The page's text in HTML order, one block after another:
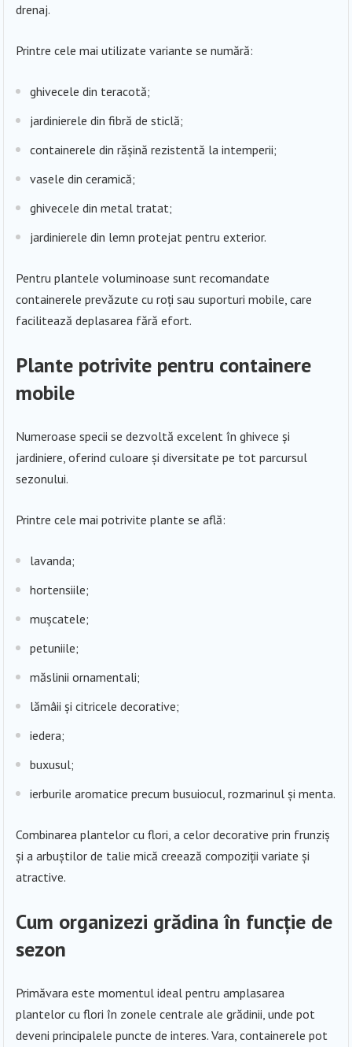
drenaj.
Printre cele mai utilizate variante se numără:
ghivecele din teracotă;
jardinierele din fibră de sticlă;
containerele din rășină rezistentă la intemperii;
vasele din ceramică;
ghivecele din metal tratat;
jardinierele din lemn protejat pentru exterior.
Pentru plantele voluminoase sunt recomandate
containerele prevăzute cu roți sau suporturi mobile, care
facilitează deplasarea fără efort.
Plante potrivite pentru containere
mobile
Numeroase specii se dezvoltă excelent în ghivece și
jardiniere, oferind culoare și diversitate pe tot parcursul
sezonului.
Printre cele mai potrivite plante se află:
lavanda;
hortensiile;
mușcatele;
petuniile;
măslinii ornamentali;
lămâii și citricele decorative;
iedera;
buxusul;
ierburile aromatice precum busuiocul, rozmarinul și menta.
Combinarea plantelor cu flori, a celor decorative prin frunziș
și a arbuștilor de talie mică creează compoziții variate și
atractive.
Cum organizezi grădina în funcție de
sezon
Primăvara este momentul ideal pentru amplasarea
plantelor cu flori în zonele centrale ale grădinii, unde pot
deveni principalele puncte de interes. Vara, containerele pot